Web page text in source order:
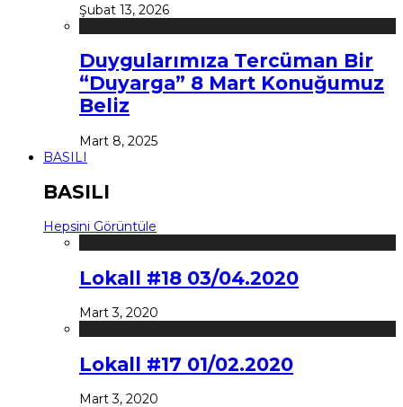
Şubat 13, 2026
Duygularımıza Tercüman Bir
“Duyarga” 8 Mart Konuğumuz
Beliz
Mart 8, 2025
BASILI
BASILI
Hepsini Görüntüle
Lokall #18 03/04.2020
Mart 3, 2020
Lokall #17 01/02.2020
Mart 3, 2020